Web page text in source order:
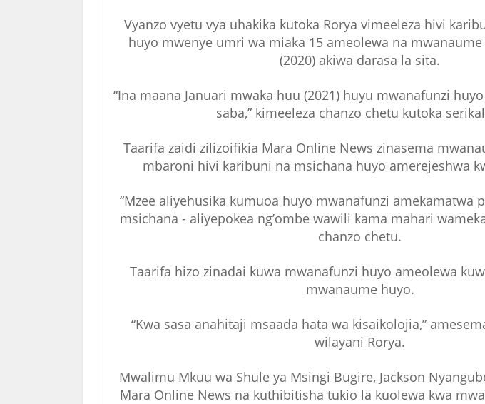
Vyanzo vyetu vya uhakika kutoka Rorya vimeeleza hivi
huyo mwenye umri wa miaka 15 ameolewa na
(2020) akiwa darasa la sita.
“Ina maana Januari mwaka huu (2021) huyu mwanafunzi
saba,” kimeeleza chanzo chetu kutoka
Taarifa zaidi zilizoifikia Mara Online News zinasema
mbaroni hivi karibuni na msichana huyo amerejeshwa
“Mzee aliyehusika kumuoa huyo mwanafunzi amekamatwa
msichana - aliyepokea ng’ombe wawili kama mahari
chanzo chetu.
Taarifa hizo zinadai kuwa mwanafunzi huyo ameolewa
mwanaume huyo.
“Kwa sasa anahitaji msaada hata wa kisaikolojia,”
wilayani Rorya.
Mwalimu Mkuu wa Shule ya Msingi Bugire, Jackson
Mara Online News na kuthibitisha tukio la kuolewa kwa